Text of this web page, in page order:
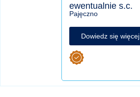
ewentualnie s.c.
Pajęczno
Dowiedz się więcej